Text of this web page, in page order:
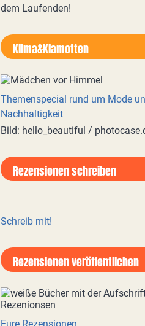
dem Laufenden!
Klima&Klamotten
Themenspecial rund um Mode
Nachhaltigkeit
Bild: hello_beautiful /
Rezensionen schreiben
Schreib mit!
Rezensionen veröffentlichen